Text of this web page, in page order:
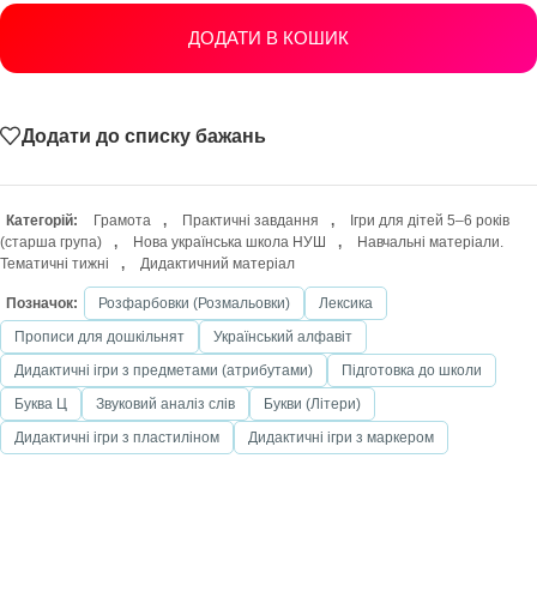
ДОДАТИ В КОШИК
Додати до списку бажань
Категорій: Грамота , Практичні завдання ,
Ігри для дітей 5–6 років
(старша група)
, Нова українська школа НУШ ,
Навчальні матеріали.
Тематичні тижні
, Дидактичний матеріал
Позначок: Розфарбовки (Розмальовки)
Лексика
Прописи для дошкільнят
Український алфавіт
Дидактичні ігри з предметами (атрибутами)
Підготовка до школи
Буква Ц
Звуковий аналіз слів
Букви (Літери)
Дидактичні ігри з пластиліном
Дидактичні ігри з маркером